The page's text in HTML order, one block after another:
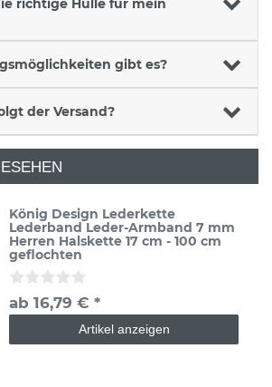
richtige Hülle für mein
gibt es?
der Versand?
König Design Lederkette
Lederband Leder-Armband 7 mm
Herren Halskette 17 cm - 100 cm
geflochten
ab 16,79 € *
Artikel anzeigen